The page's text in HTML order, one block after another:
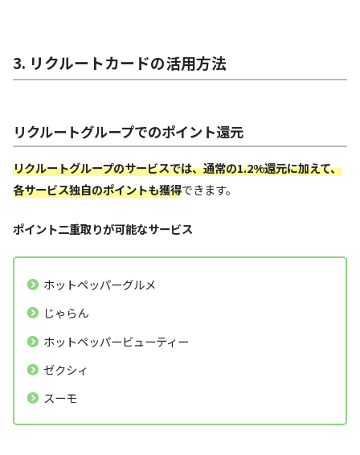
3. リクルートカードの活用方法
リクルートグループでのポイント還元
リクルートグループのサービスでは、通常の1.2%還元に加えて、
各サービス独自のポイントも獲得できます。
ポイント二重取りが可能なサービス
ホットペッパーグルメ
じゃらん
ホットペッパービューティー
ゼクシィ
スーモ